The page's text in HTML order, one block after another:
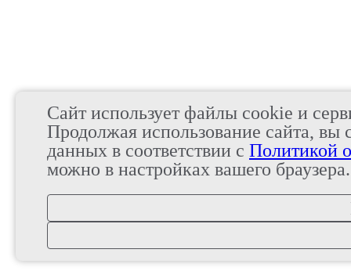
Сайт использует файлы cookie и
Продолжая использование сайта, вы
данных в соответствии с Политикой
можно в настройках вашего браузера.